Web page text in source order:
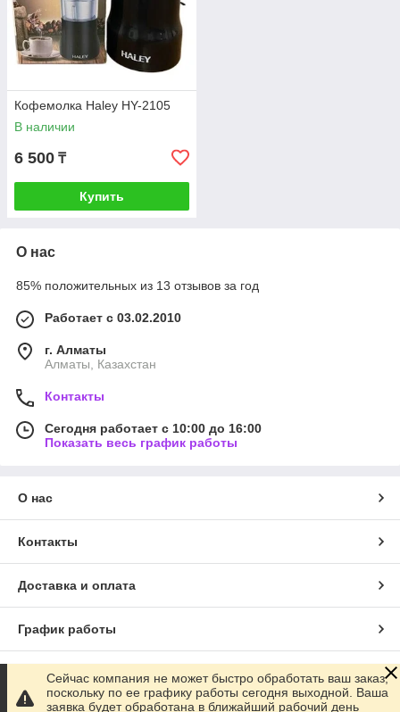
Кофемолка Haley HY-2105
В наличии
6 500 ₸
Купить
О нас
85% положительных из 13 отзывов за год
Работает с 03.02.2010
г. Алматы
Алматы, Казахстан
Контакты
Сегодня работает с 10:00 до 16:00
Показать весь график работы
О нас
Контакты
Доставка и оплата
График работы
Полная версия сайта
Сейчас компания не может быстро обработать ваш заказ,
поскольку по ее графику работы сегодня выходной. Ваша
заявка будет обработана в ближайший рабочий день